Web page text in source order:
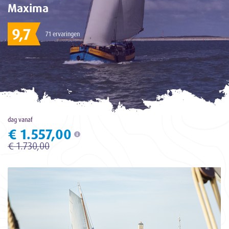
Maxima
9,7 71 ervaringen
dag vanaf
€ 1.557,00
€ 1.730,00